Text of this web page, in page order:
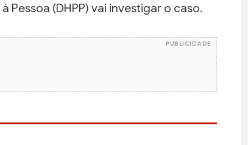
Pessoa (DHPP) vai investigar o caso.
PUBLICIDADE